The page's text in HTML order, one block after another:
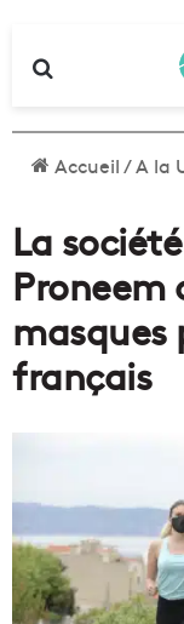
Accueil/A la
La
Proneem
masques
français